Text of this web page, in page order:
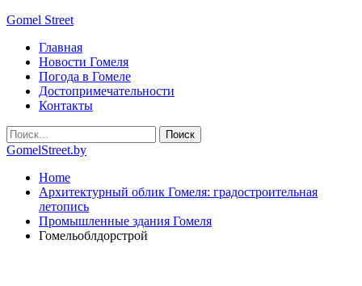
Gomel Street
Главная
Новости Гомеля
Погода в Гомеле
Достопримечательности
Контакты
GomelStreet.by
Home
Архитектурный облик Гомеля: градостроительная
летопись
Промышленные здания Гомеля
Гомельоблдорстрой